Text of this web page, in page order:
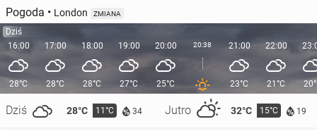
Pogoda • London ZMIANA
Dziś
16:00
28°C
Dziś 28°C 11°C 34 Jutro 32°C 15°C 19
17:00
28°C
18:00
28°C
19:00
27°C
20:00
25°C
20:38 21:00
23°C
22:00
21°C